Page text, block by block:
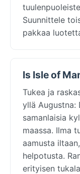
Suunnittele
pakkaa
Is Isle of
Tukea ja
yllä Augustna:
samanlaisia
maassa. Ilma
aamusta
helpotusta.
erityisen